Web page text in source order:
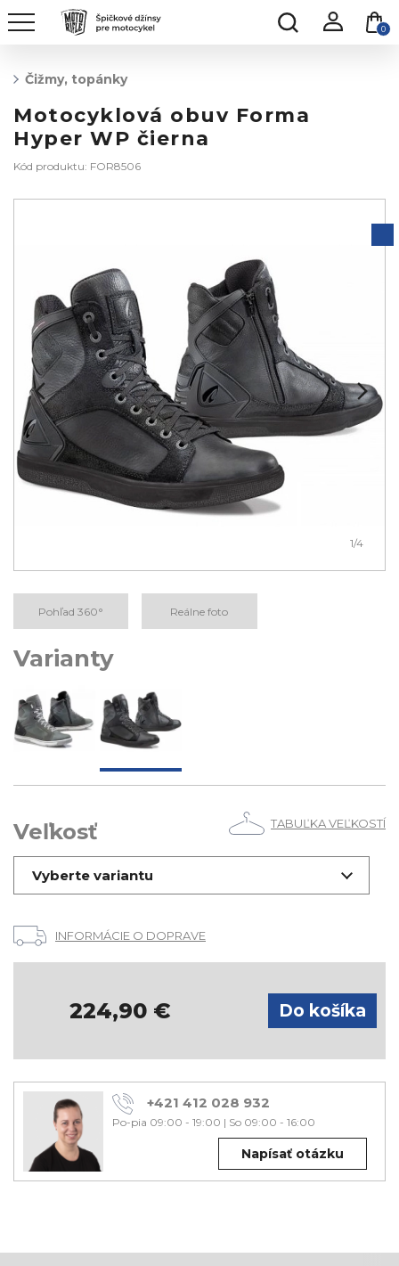
0
Čižmy, topánky
Motocyklová obuv Forma
Hyper WP čierna
Kód produktu: FOR8506
1/4
Pohľad 360° Reálne foto
Varianty
Veľkosť TABUĽKA VEĽKOSTÍ
Vyberte variantu
INFORMÁCIE O DOPRAVE
224,90€
+421 412 028 932
Po-pia 09:00 - 19:00 | So 09:00 - 16:00
Napísať otázku